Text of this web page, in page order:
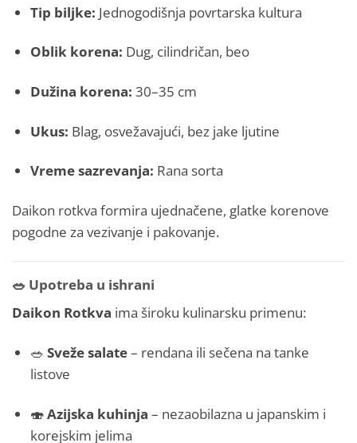
Tip biljke: Jednogodišnja povrtarska kultura
Oblik korena: Dug, cilindričan, beo
Dužina korena: 30–35 cm
Ukus: Blag, osvežavajući, bez jake ljutine
Vreme sazrevanja: Rana sorta
Daikon rotkva formira ujednačene, glatke korenove
pogod­ne za vezivanje i pakovanje.
🥗 Upotreba u ishrani
Daikon Rotkva ima široku kulinarsku primenu:
🥗 Sveže salate– rendana ili sečena na tanke
listove
🍣Azijska kuhinja – nezaobilazna u japanskim i
korejskim jelima